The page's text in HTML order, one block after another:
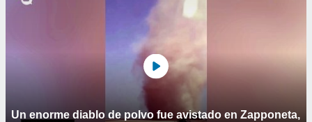
Un enorme diablo de polvo fue avistado en Zapponeta,